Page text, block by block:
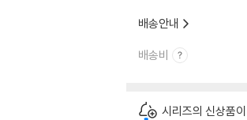
배송안내
배송비
시리즈의 신상품